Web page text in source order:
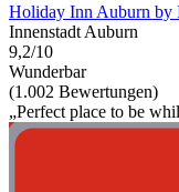
Holiday Inn Auburn by
Innenstadt Auburn
9,2/10
Wunderbar
(1.002 Bewertungen)
„Perfect place to be